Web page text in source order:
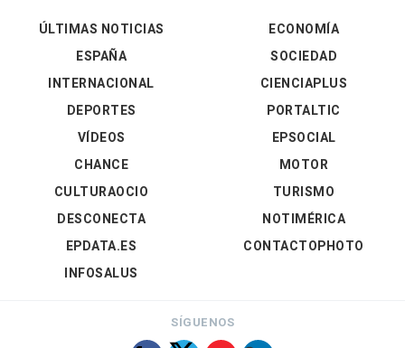
ÚLTIMAS NOTICIAS
ESPAÑA
INTERNACIONAL
DEPORTES
VÍDEOS
ECONOMÍA
SOCIEDAD
CIENCIAPLUS
PORTALTIC
EPSOCIAL
CHANCE
CULTURAOCIO
DESCONECTA
EPDATA.ES
INFOSALUS
MOTOR
TURISMO
NOTIMÉRICA
CONTACTOPHOTO
SÍGUENOS